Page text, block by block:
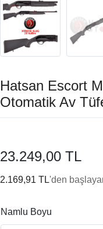
Hatsan Escort
Otomatik Av
23.249,00 TL
2.169,91 TL'den
Namlu Boyu